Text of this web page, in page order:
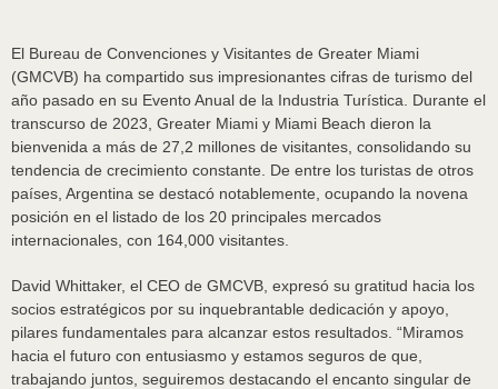
El Bureau de Convenciones y Visitantes de Greater Miami
(GMCVB) ha compartido sus impresionantes cifras de turismo del
año pasado en su Evento Anual de la Industria Turística. Durante el
transcurso de 2023, Greater Miami y Miami Beach dieron la
bienvenida a más de 27,2 millones de visitantes, consolidando su
tendencia de crecimiento constante. De entre los turistas de otros
países, Argentina se destacó notablemente, ocupando la novena
posición en el listado de los 20 principales mercados
internacionales, con 164,000 visitantes.
David Whittaker, el CEO de GMCVB, expresó su gratitud hacia los
socios estratégicos por su inquebrantable dedicación y apoyo,
pilares fundamentales para alcanzar estos resultados. “Miramos
hacia el futuro con entusiasmo y estamos seguros de que,
trabajando juntos, seguiremos destacando el encanto singular de